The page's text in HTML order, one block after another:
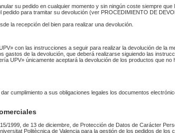
su pedido en cualquier momento y sin ningún coste siempre
pedido para tramitar su devolución (ver PROCEDIMIENTO DE
la recepción del bien para realizar una devolución.
con las instrucciones a seguir para realizar la devolución de la
gastos de la devolución, que deberá realizarse siguiendo las
UPV» únicamente aceptará la devolución de los productos que
cumplimiento a sus obligaciones legales los documentos
1999, de 13 de diciembre, de Protección de Datos de Carácter
Politècnica de Valencia para la gestión de los pedidos de los